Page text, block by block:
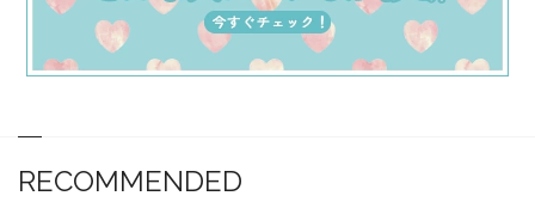
RECOMMENDED